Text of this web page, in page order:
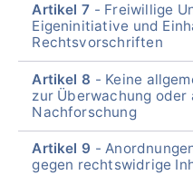
Artikel 7
Freiwillige
Eigeninitiative und
Rechtsvorschriften
Artikel 8
Keine
zur Überwachung oder
Nachforschung
Artikel 9
gegen rechtswidrige